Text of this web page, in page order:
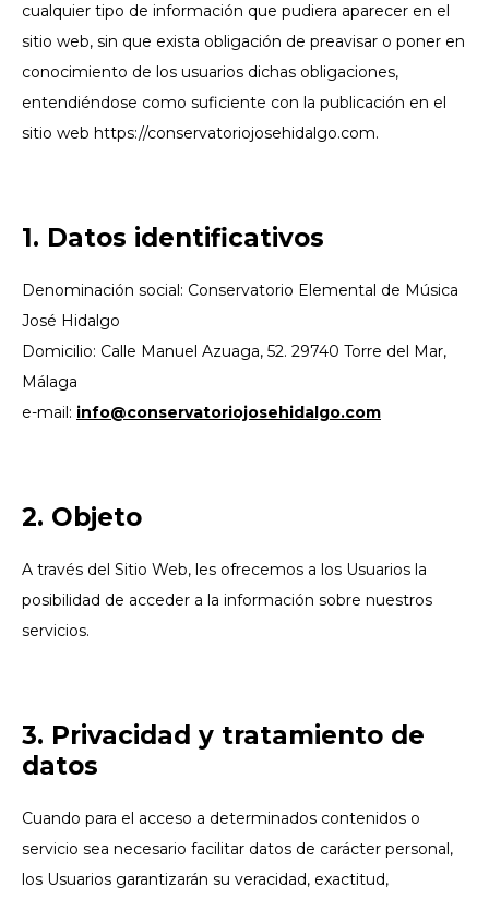
cualquier tipo de información que pudiera aparecer en el
sitio web, sin que exista obligación de preavisar o poner en
conocimiento de los usuarios dichas obligaciones,
entendiéndose como suficiente con la publicación en el
sitio web https://conservatoriojosehidalgo.com.
1. Datos identificativos
Denominación social: Conservatorio Elemental de Música
José Hidalgo
Domicilio: Calle Manuel Azuaga, 52. 29740 Torre del Mar,
Málaga
e-mail: info@conservatoriojosehidalgo.com
2. Objeto
A través del Sitio Web, les ofrecemos a los Usuarios la
posibilidad de acceder a la información sobre nuestros
servicios.
3. Privacidad y tratamiento de
datos
Cuando para el acceso a determinados contenidos o
servicio sea necesario facilitar datos de carácter personal,
los Usuarios garantizarán su veracidad, exactitud,